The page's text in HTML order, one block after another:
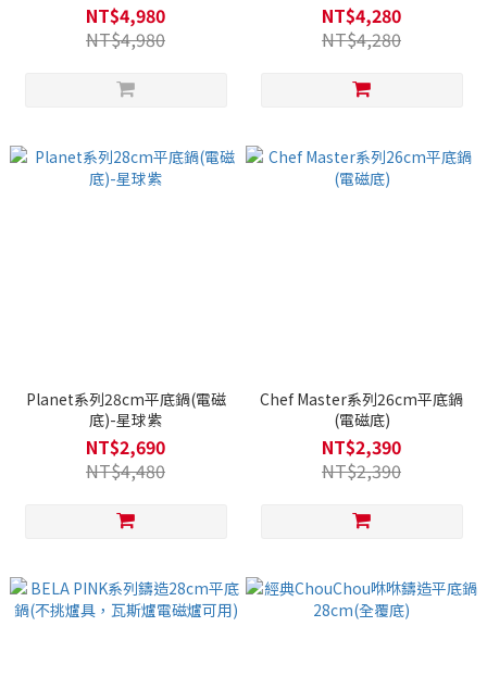
NT$4,980
NT$4,980
NT$4,280
NT$4,280
Planet系列28cm平底鍋(電磁
底)-星球紫
NT$2,690
NT$4,480
Chef Master系列26cm平底鍋
(電磁底)
NT$2,390
NT$2,390